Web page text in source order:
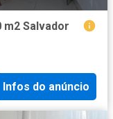
m2 Salvador
Infos do anúncio